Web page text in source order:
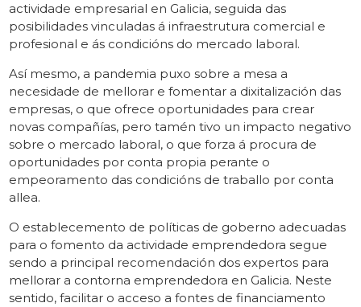
actividade empresarial en Galicia, seguida das
posibilidades vinculadas á infraestrutura comercial e
profesional e ás condicións do mercado laboral.
Así mesmo, a pandemia puxo sobre a mesa a
necesidade de mellorar e fomentar a dixitalización das
empresas, o que ofrece oportunidades para crear
novas compañías, pero tamén tivo un impacto negativo
sobre o mercado laboral, o que forza á procura de
oportunidades por conta propia perante o
empeoramento das condicións de traballo por conta
allea.
O establecemento de políticas de goberno adecuadas
para o fomento da actividade emprendedora segue
sendo a principal recomendación dos expertos para
mellorar a contorna emprendedora en Galicia. Neste
sentido, facilitar o acceso a fontes de financiamento